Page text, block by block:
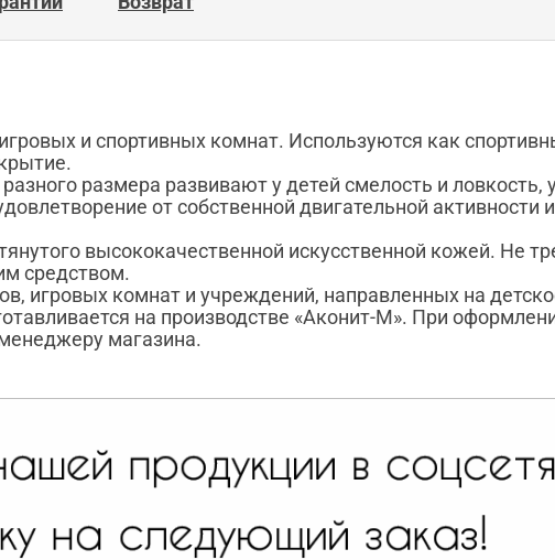
и спортивных комнат. Используются как
размера развивают у детей смелость и ловкость,
от собственной двигательной
высококачественной искусственной кожей. Не
средством.
игровых комнат и учреждений, направленных на
на производстве «Аконит-М». При
магазина.